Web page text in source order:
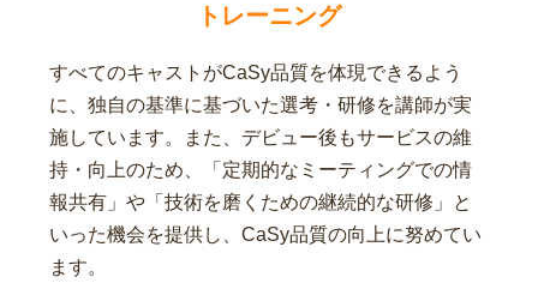
トレーニング
すべてのキャストがCaSy品質を体現できるよう
に、独自の基準に基づいた選考・研修を講師が実
施しています。また、デビュー後もサービスの維
持・向上のため、「定期的なミーティングでの情
報共有」や「技術を磨くための継続的な研修」と
いった機会を提供し、CaSy品質の向上に努めてい
ます。